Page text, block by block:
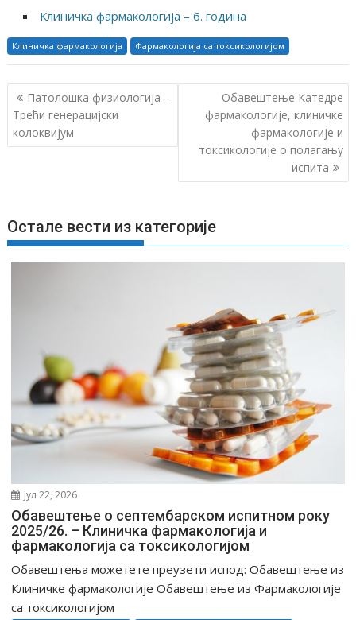
Клиничка фармакологија – 6. година
Клиничка фармакологија Фармакологија са токсикологијом
К
р
е
е
ч
л
Патолошка физиологија –
Трећи генерацијски
колоквијум
Обавештење Катедре
фармакологије, клиничке
фармакологије и
токсикологије о полагању
испита
Остале вести из категорије
јул 22, 2026
Обавештење о септембарском испитном року
2025/26. – Клиничка фармакологија и
фармакологија са токсикологијом
Обавештења можетете преузети испод: Обавештење из
Клиничке фармакологије Обавештење из Фармакологије
са токсикологијом